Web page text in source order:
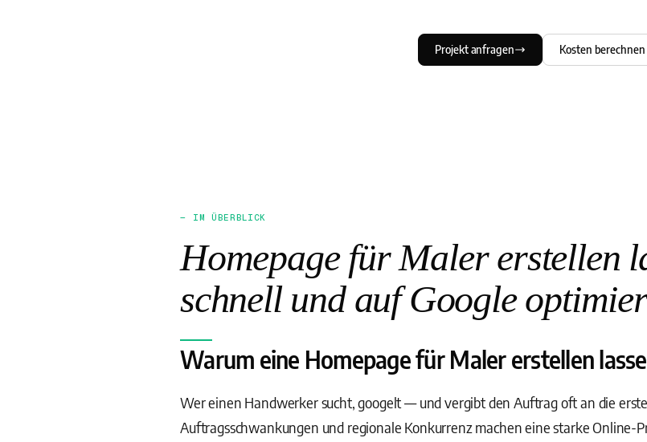
Projekt anfragen Kosten berechnen
— IM ÜBERBLICK
Homepage für Maler erstellen
schnell und auf Google
Warum eine Homepage für Maler erstellen
Wer einen Handwerker sucht, googelt — und vergibt den Auftrag oft an die
Auftragsschwankungen und regionale Konkurrenz machen eine starke Online-